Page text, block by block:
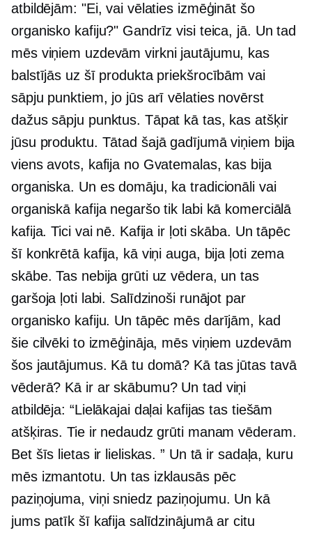
atbildējām: "Ei, vai vēlaties izmēģināt šo
organisko kafiju?" Gandrīz visi teica, jā. Un tad
mēs viņiem uzdevām virkni jautājumu, kas
balstījās uz šī produkta priekšrocībām vai
sāpju punktiem, jo ​​jūs arī vēlaties novērst
dažus sāpju punktus. Tāpat kā tas, kas atšķir
jūsu produktu. Tātad šajā gadījumā viņiem bija
viens avots, kafija no Gvatemalas, kas bija
organiska. Un es domāju, ka tradicionāli vai
organiskā kafija negaršo tik labi kā komerciālā
kafija. Tici vai nē. Kafija ir ļoti skāba. Un tāpēc
šī konkrētā kafija, kā viņi auga, bija ļoti zema
skābe. Tas nebija grūti uz vēdera, un tas
garšoja ļoti labi. Salīdzinoši runājot par
organisko kafiju. Un tāpēc mēs darījām, kad
šie cilvēki to izmēģināja, mēs viņiem uzdevām
šos jautājumus. Kā tu domā? Kā tas jūtas tavā
vēderā? Kā ir ar skābumu? Un tad viņi
atbildēja: “Lielākajai daļai kafijas tas tiešām
atšķiras. Tie ir nedaudz grūti manam vēderam.
Bet šīs lietas ir lieliskas. ” Un tā ir sadaļa, kuru
mēs izmantotu. Un tas izklausās pēc
paziņojuma, viņi sniedz paziņojumu. Un kā
jums patīk šī kafija salīdzinājumā ar citu